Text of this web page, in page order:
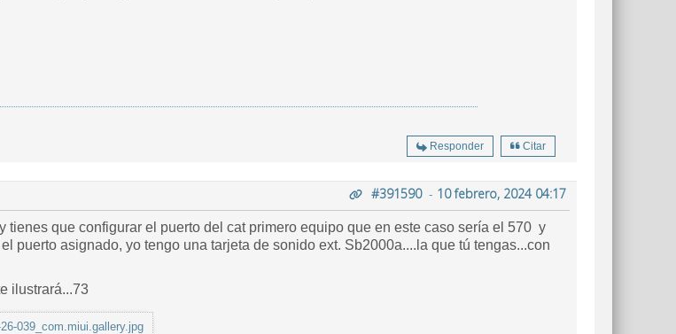
Responder Citar
#391590- 10 febrero, 2024 04:17
tienes que configurar el puerto del cat primero equipo que en este caso sería el 570 y
puerto asignado, yo tengo una tarjeta de sonido ext. Sb2000a....la que tú tengas...con
ilustrará...73
039_com.miui.gallery.jpg